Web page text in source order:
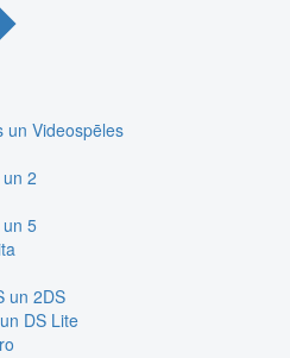
un Videospēles
2
5
un 2DS
DS Lite